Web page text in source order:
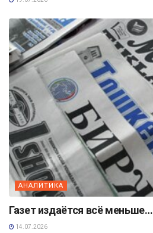
АНАЛИТИКА
Газет издаётся всё меньше…
14.07.2026